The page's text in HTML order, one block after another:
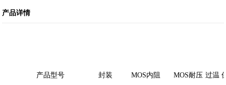
产品详情
产品型号 封装 MOS内阻 MOS耐压 过温